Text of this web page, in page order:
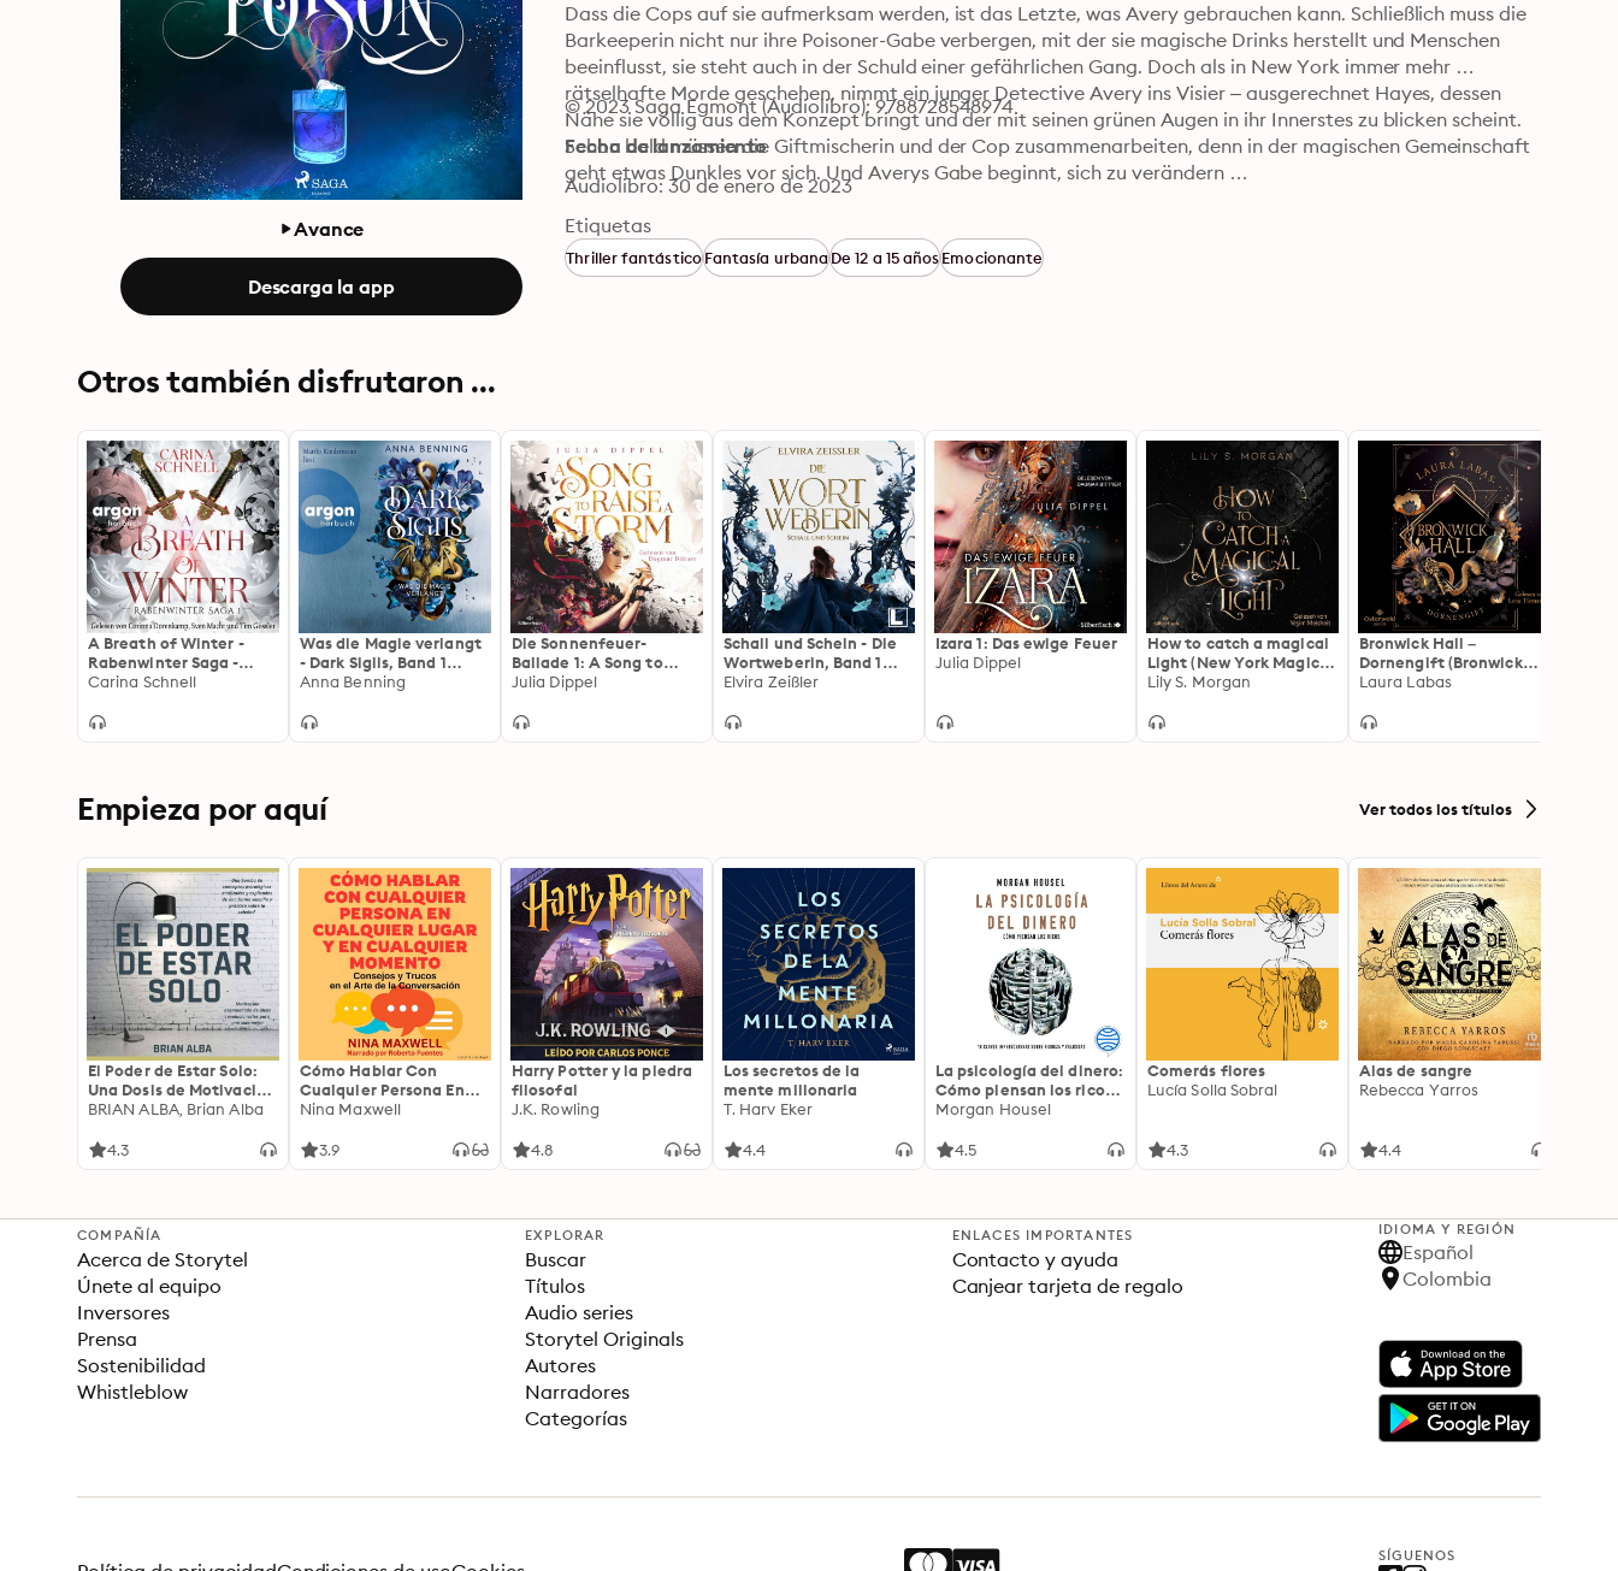
Avance
Descarga la app
Dass die Cops auf sie aufmerksam werden, ist das Letzte, was Avery gebrauchen kann. Schließlich muss die
Barkeeperin nicht nur ihre Poisoner-Gabe verbergen, mit der sie magische Drinks herstellt und Menschen
beeinflusst, sie steht auch in der Schuld einer gefährlichen Gang. Doch als in New York immer mehr
rätselhafte Morde geschehen, nimmt ein junger Detective Avery ins Visier – ausgerechnet Hayes, dessen
Nähe sie völlig aus dem Konzept bringt und der mit seinen grünen Augen in ihr Innerstes zu blicken scheint.
Schon bald müssen die Giftmischerin und der Cop zusammenarbeiten, denn in der magischen Gemeinschaft
geht etwas Dunkles vor sich. Und Averys Gabe beginnt, sich zu verändern …
© 2023 Saga Egmont (Audiolibro): 9788728548974
Fecha de lanzamiento
Audiolibro: 30 de enero de 2023
Etiquetas
Thriller fantásticoFantasía urbanaDe 12 a 15 añosEmocionante
Otros también disfrutaron ...
A Breath of Winter -
Rabenwinter Saga -
Roman, Band 1
Carina Schnell
Was die Magie verlangt
- Dark Sigils, Band 1
(Ungekürzte Lesung)
Anna Benning
Die Sonnenfeuer-
Ballade 1: A Song to
raise a Storm: ASTRAS
Julia Dippel
Schall und Schein - Die
Wortweberin, Band 1
(ungekürzt)
Elvira Zeißler
Izara 1: Das ewige Feuer
Julia Dippel
How to catch a magical
Light (New York Magics
1)
Lily S. Morgan
Bronwick Hall –
Dornengift (Bronwick
Hall 1): New-Adult-
düsteren Dark-
Laura Labas
Empieza por aquí Ver todos los títulos
El Poder de Estar Solo:
Una Dosis de Motivación
Acompañada de Ideas
una Vida Mejor
BRIAN ALBA, Brian Alba
4.3
Cómo Hablar Con
Cualquier Persona En
Cualquier Lugar Y En
Nina Maxwell
3.9
Harry Potter y la piedra
filosofal
J.K. Rowling
4.8
Los secretos de la
mente millonaria
T. Harv Eker
4.4
La psicología del dinero:
Cómo piensan los ricos:
18 claves imperecederas
Morgan Housel
4.5
Comerás flores
Lucía Solla Sobral
4.3
Alas de sangre
Rebecca Yarros
4.4
COMPAÑÍA
Acerca de Storytel
Únete al equipo
Inversores
Prensa
Sostenibilidad
Whistleblow
EXPLORAR
Buscar
Títulos
Audio series
Storytel Originals
Autores
Narradores
Categorías
ENLACES IMPORTANTES
Contacto y ayuda
Canjear tarjeta de regalo
IDIOMA Y REGIÓN
Español
Colombia
SÍGUENOS